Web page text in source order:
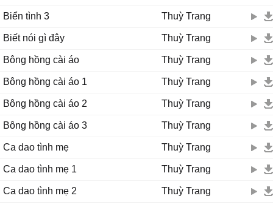
Biển tình 3 Thuỳ Trang
Biết nói gì đây Thuỳ Trang
Bông hồng cài áo Thuỳ Trang
Bông hồng cài áo 1 Thuỳ Trang
Bông hồng cài áo 2 Thuỳ Trang
Bông hồng cài áo 3 Thuỳ Trang
Ca dao tình mẹ Thuỳ Trang
Ca dao tình mẹ 1 Thuỳ Trang
Ca dao tình mẹ 2 Thuỳ Trang